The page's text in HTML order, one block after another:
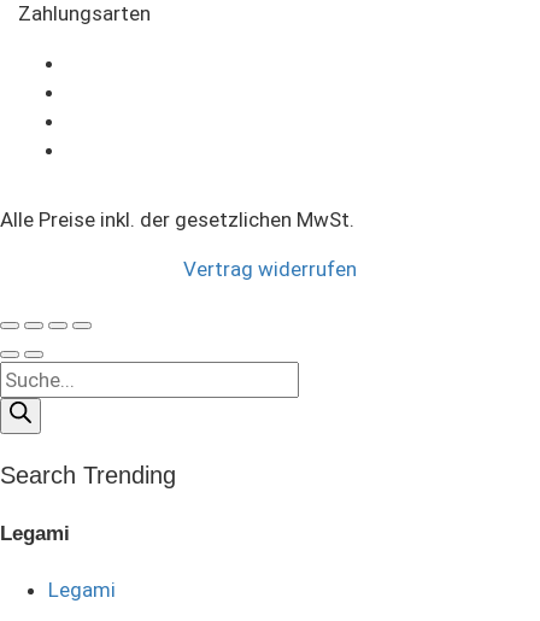
Zahlungsarten
Alle Preise inkl. der gesetzlichen MwSt.
Vertrag widerrufen
Products
search
Search Trending
Legami
Legami